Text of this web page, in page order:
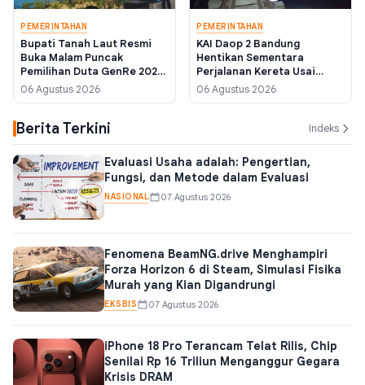
PEMERINTAHAN
Bupati Tanah Laut Resmi
Buka Malam Puncak
Pemilihan Duta GenRe 2026,
Tekankan Konten Positif di
Media Sosial
06 Agustus 2026
PEMERINTAHAN
KAI Daop 2 Bandung
Hentikan Sementara
Perjalanan Kereta Usai
Gempa Pangandaran
Magnitudo 5,3
06 Agustus 2026
Berita Terkini Indeks
Evaluasi Usaha adalah: Pengertian,
Fungsi, dan Metode dalam Evaluasi
NASIONAL 07 Agustus 2026
Fenomena BeamNG.drive Menghampiri
Forza Horizon 6 di Steam, Simulasi Fisika
Murah yang Kian Digandrungi
EKSBIS 07 Agustus 2026
iPhone 18 Pro Terancam Telat Rilis, Chip
Senilai Rp 16 Triliun Menganggur Gegara
Krisis DRAM